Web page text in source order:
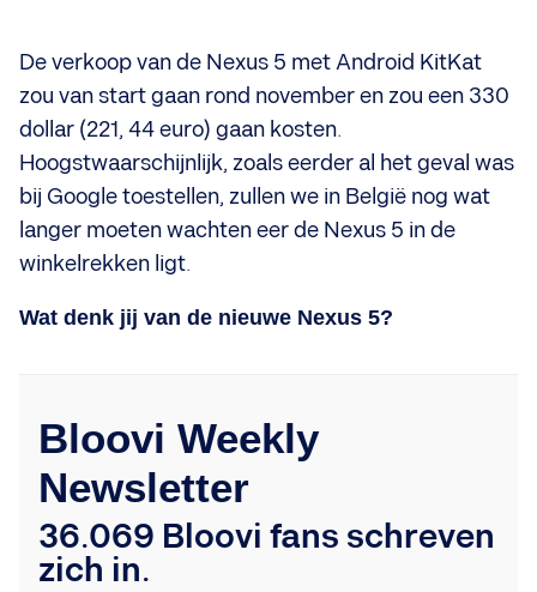
De verkoop van de Nexus 5 met Android KitKat
zou van start gaan rond november en zou een 330
dollar (221, 44 euro) gaan kosten.
Hoogstwaarschijnlijk, zoals eerder al het geval was
bij Google toestellen, zullen we in België nog wat
langer moeten wachten eer de Nexus 5 in de
winkelrekken ligt.
Wat denk jij van de nieuwe Nexus 5?
Bloovi Weekly
Newsletter
36.069 Bloovi fans schreven
zich in.